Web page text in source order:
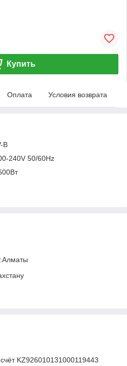
Купить
Оплата Условия возврата
B
240V 50/60Hz
KZ926010131000119443